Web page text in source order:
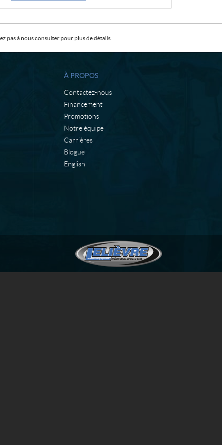
pas à nous consulter pour plus de détails.
À PROPOS
Contactez-nous
Financement
Promotions
Notre équipe
Carrières
Blogue
English